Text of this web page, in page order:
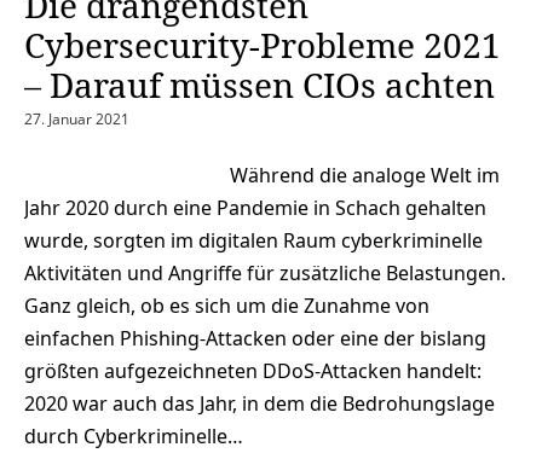
Cybersecurity-Probleme 2021
– Darauf müssen CIOs achten
27. Januar 2021
Während die analoge Welt im
Jahr 2020 durch eine Pandemie in Schach gehalten
wurde, sorgten im digitalen Raum cyberkriminelle
Aktivitäten und Angriffe für zusätzliche Belastungen.
Ganz gleich, ob es sich um die Zunahme von
einfachen Phishing-Attacken oder eine der bislang
größten aufgezeichneten DDoS-Attacken handelt:
2020 war auch das Jahr, in dem die Bedrohungslage
durch Cyberkriminelle…